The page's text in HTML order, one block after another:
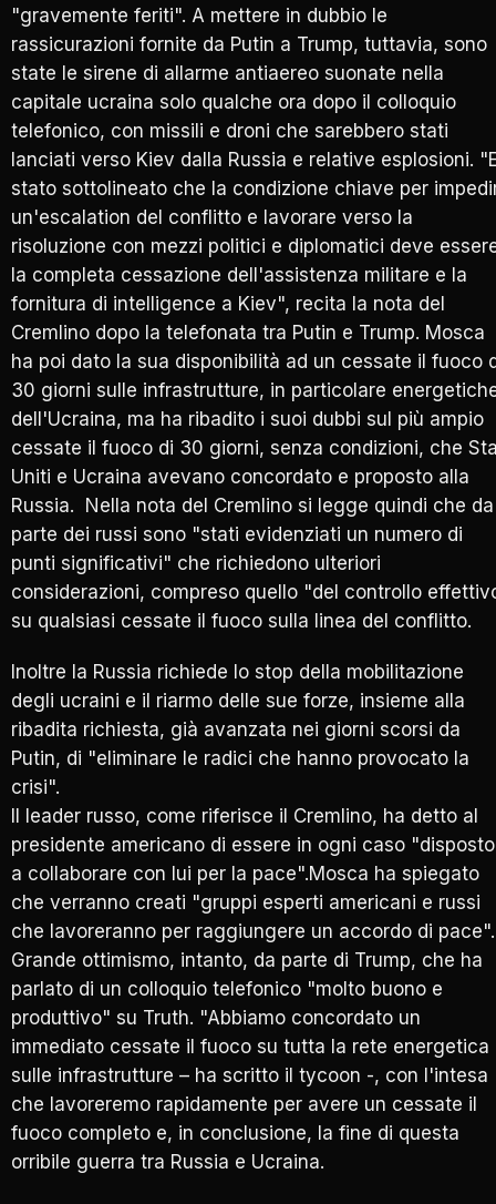
"gravemente feriti". A mettere in dubbio le
rassicurazioni fornite da Putin a Trump, tuttavia, sono
state le sirene di allarme antiaereo suonate nella
capitale ucraina solo qualche ora dopo il colloquio
telefonico, con missili e droni che sarebbero stati
lanciati verso Kiev dalla Russia e relative esplosioni.
stato sottolineato che la condizione chiave per
un'escalation del conflitto e lavorare verso la
risoluzione con mezzi politici e diplomatici deve
la completa cessazione dell'assistenza militare e la
fornitura di intelligence a Kiev", recita la nota del
Cremlino dopo la telefonata tra Putin e Trump. Mosca
ha poi dato la sua disponibilità ad un cessate il fuoco
30 giorni sulle infrastrutture, in particolare
dell'Ucraina, ma ha ribadito i suoi dubbi sul più ampio
cessate il fuoco di 30 giorni, senza condizioni, che
Uniti e Ucraina avevano concordato e proposto alla
Russia. Nella nota del Cremlino si legge quindi che da
parte dei russi sono "stati evidenziati un numero di
punti significativi" che richiedono ulteriori
considerazioni, compreso quello "del controllo
su qualsiasi cessate il fuoco sulla linea del conflitto.
Inoltre la Russia richiede lo stop della mobilitazione
degli ucraini e il riarmo delle sue forze, insieme alla
ribadita richiesta, già avanzata nei giorni scorsi da
Putin, di "eliminare le radici che hanno provocato la
crisi".
Il leader russo, come riferisce il Cremlino, ha detto al
presidente americano di essere in ogni caso "disposto
a collaborare con lui per la pace".Mosca ha spiegato
che verranno creati "gruppi esperti americani e russi
che lavoreranno per raggiungere un accordo di
Grande ottimismo, intanto, da parte di Trump, che ha
parlato di un colloquio telefonico "molto buono e
produttivo" su Truth. "Abbiamo concordato un
immediato cessate il fuoco su tutta la rete energetica
sulle infrastrutture – ha scritto il tycoon -, con l'intesa
che lavoreremo rapidamente per avere un cessate il
fuoco completo e, in conclusione, la fine di questa
orribile guerra tra Russia e Ucraina.